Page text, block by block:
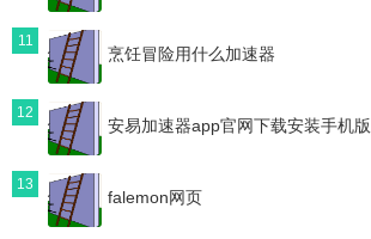
11
烹饪冒险用什么加速器
12
安易加速器app官网下载安装手机版
13
falemon网页